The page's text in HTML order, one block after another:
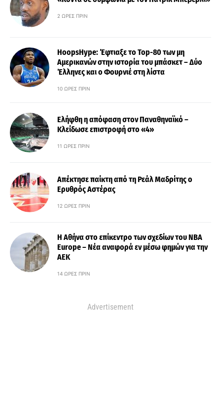
2 ΏΡΕΣ ΠΡΙΝ
HoopsHype: Έφτιαξε το Top-80 των μη
Αμερικανών στην ιστορία του μπάσκετ – Δύο
Έλληνες και ο Φουρνιέ στη λίστα
10 ΏΡΕΣ ΠΡΙΝ
Ελήφθη η απόφαση στον Παναθηναϊκό –
Κλείδωσε επιστροφή στο «4»
11 ΏΡΕΣ ΠΡΙΝ
Απέκτησε παίκτη από τη Ρεάλ Μαδρίτης ο
Ερυθρός Αστέρας
12 ΏΡΕΣ ΠΡΙΝ
Η Αθήνα στο επίκεντρο των σχεδίων του NBA
Europe – Νέα αναφορά εν μέσω φημών για την
ΑΕΚ
14 ΏΡΕΣ ΠΡΙΝ
Advertisement